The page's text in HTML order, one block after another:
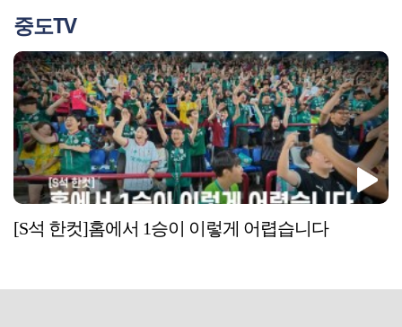
중도TV
[S석 한컷]홈에서 1승이 이렇게 어렵습니다